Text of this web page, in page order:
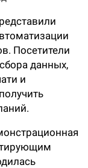
и
Посетители
данных,
и